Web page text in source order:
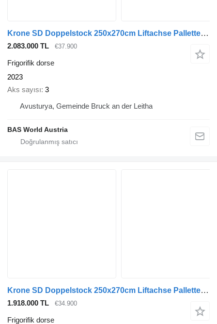
Krone SD Doppelstock 250x270cm Liftachse Pallettenkasten
2.083.000 TL €37.900
Frigorifik dorse
2023
Aks sayısı 3
Avusturya, Gemeinde Bruck an der Leitha
BAS World Austria
Krone SD Doppelstock 250x270cm Liftachse Pallettenkasten
1.918.000 TL €34.900
Frigorifik dorse